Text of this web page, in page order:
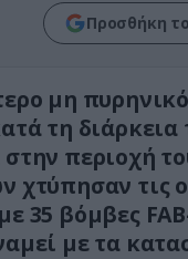
Προσθήκη
μη
τη
περιοχή
χτύπησαν τις
35 βόμβες
με τα